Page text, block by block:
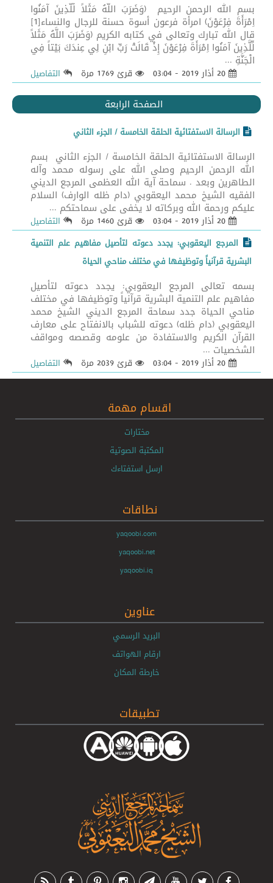
بسم الله الرحمن الرحيم (وَضَرَبَ اللَّهُ مَثَلاً لِّلَّذِينَ آمَنُوا
اِمْرَأَةَ فِرْعَوْنَ) امرأة فرعون أسوة حسنة للرجال والنساء[1]
قال الله تبارك وتعالى في كتابه الكريم (وَضَرَبَ اللَّهُ مَثَلاً
لِّلَّذِينَ آمَنُوا اِمْرَأَةَ فِرْعَوْنَ إِذْ قَالَتْ رَبِّ ابْنِ لِي عِندَكَ بَيْتاً فِي
الْجَنَّةِ ...
قرئ 1769 مرة التفاصيل
الصفحة الرابعة
الرسالة الاستفتائية الحلقة الخامسة / الجزء الثاني
الرسالة الاستفتائية الحلقة الخامسة / الجزء الثاني بسم
الله الرحمن الرحيم وصلى الله على رسوله محمد وآله
الطاهرين وبعد . سماحة آية الله العظمى المرجع الديني
الفقيه الشيخ محمد اليعقوبي (دام ظله الوارف) السلام
عليكم ورحمة الله وبركاته لا يخفى على سماحتكم ...
قرئ 1460 مرة
التفاصيل
المرجع اليعقوبي: يجدد دعوته لتأصيل مفاهيم علم التنمية
البشرية قرآنياً وتوظيفها في مختلف مناحي الحياة
بسمه تعالى المرجع اليعقوبي: يجدد دعوته لتأصيل
مفاهيم علم التنمية البشرية قرآنياً وتوظيفها في مختلف
مناحي الحياة جدد سماحة المرجع الديني الشيخ محمد
اليعقوبي (دام ظله) دعوته للشباب بالانفتاح على معارف
القرآن الكريم والاستفادة من علومه وقصصه ومواقف
الشخصيات ...
قرئ 2039 مرة التفاصيل
اقسام مهمة
مختارات
المكتبة الصوتية
ارسل استفتاءك
نطاقات
yaqoobi.com
yaqoobi.net
yaqoobi.iq
عناوين
البريد الرسمي
ارقام الهواتف
خارطة المكان
تطبيقات